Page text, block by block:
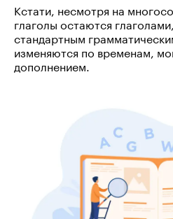
Кстати, несмотря на
глаголы остаются
стандартным
изменяются по временам,
дополнением.